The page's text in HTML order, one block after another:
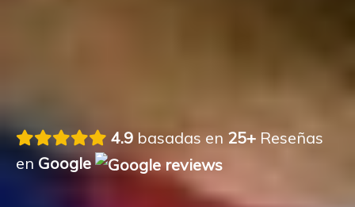
4.9 basadas en 25+ Reseñas
en Google